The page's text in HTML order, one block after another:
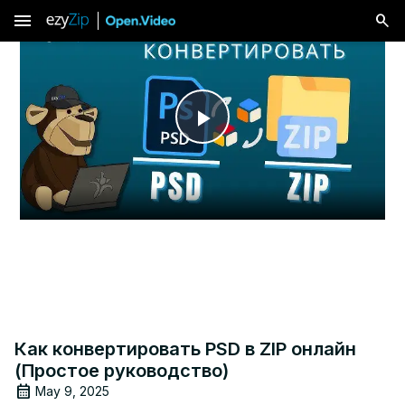
menu
Play
Video
Как конвертировать PSD в ZIP онлайн
(Простое руководство)
May 9, 2025